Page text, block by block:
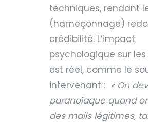
techniques, rendant
(hameçonnage)
crédibilité. L’impact
psychologique sur
est réel, comme le
intervenant : « On
paranoïaque quand
des mails légitimes,